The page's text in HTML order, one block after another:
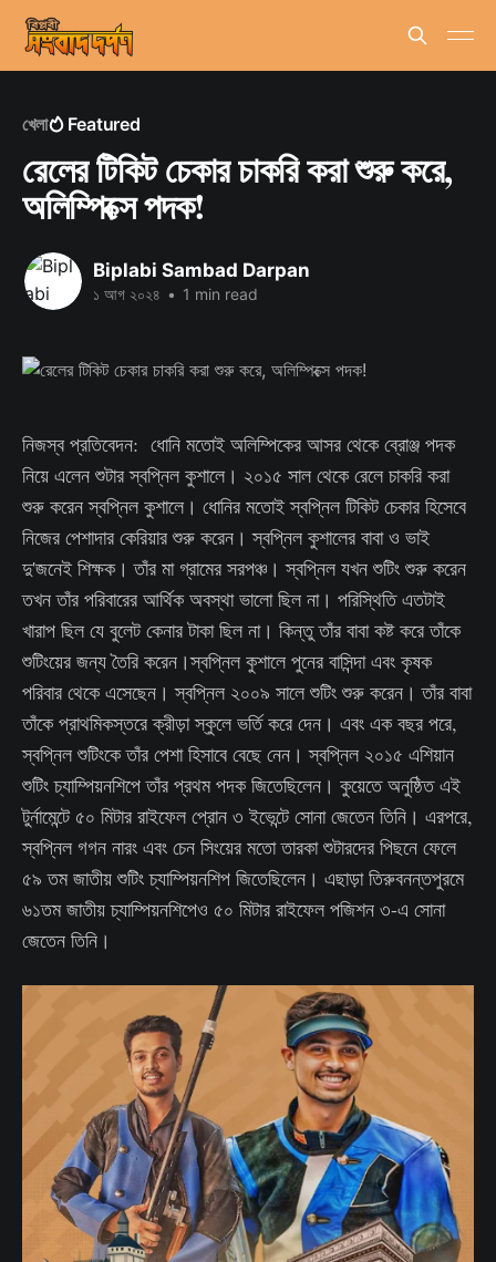
খেলা Featured
রেলের টিকিট চেকার চাকরি করা শুরু করে,
অলিম্পিক্সে পদক!
Biplabi Sambad Darpan
১ আগ ২০২৪ • 1 min read
নিজস্ব প্রতিবেদন: ধোনি মতোই অলিম্পিকের আসর থেকে ব্রোঞ্জ পদক
নিয়ে এলেন শুটার স্বপ্নিল কুশালে। ২০১৫ সাল থেকে রেলে চাকরি করা
শুরু করেন স্বপ্নিল কুশালে। ধোনির মতোই স্বপ্নিল টিকিট চেকার হিসেবে
নিজের পেশাদার কেরিয়ার শুরু করেন। স্বপ্নিল কুশালের বাবা ও ভাই
দু'জনেই শিক্ষক। তাঁর মা গ্রামের সরপঞ্চ। স্বপ্নিল যখন শুটিং শুরু করেন
তখন তাঁর পরিবারের আর্থিক অবস্থা ভালো ছিল না। পরিস্থিতি এতটাই
খারাপ ছিল যে বুলেট কেনার টাকা ছিল না। কিন্তু তাঁর বাবা কষ্ট করে তাঁকে
শুটিংয়ের জন্য তৈরি করেন।স্বপ্নিল কুশালে পুনের বাসিন্দা এবং কৃষক
পরিবার থেকে এসেছেন। স্বপ্নিল ২০০৯ সালে শুটিং শুরু করেন। তাঁর বাবা
তাঁকে প্রাথমিকস্তরে ক্রীড়া স্কুলে ভর্তি করে দেন। এবং এক বছর পরে,
স্বপ্নিল শুটিংকে তাঁর পেশা হিসাবে বেছে নেন। স্বপ্নিল ২০১৫ এশিয়ান
শুটিং চ্যাম্পিয়নশিপে তাঁর প্রথম পদক জিতেছিলেন। কুয়েতে অনুষ্ঠিত এই
টুর্নামেন্টে ৫০ মিটার রাইফেল প্রোন ৩ ইভেন্টে সোনা জেতেন তিনি। এরপরে,
স্বপ্নিল গগন নারং এবং চেন সিংয়ের মতো তারকা শুটারদের পিছনে ফেলে
৫৯ তম জাতীয় শুটিং চ্যাম্পিয়নশিপ জিতেছিলেন। এছাড়া তিরুবনন্তপুরমে
৬১তম জাতীয় চ্যাম্পিয়নশিপেও ৫০ মিটার রাইফেল পজিশন ৩-এ সোনা
জেতেন তিনি।